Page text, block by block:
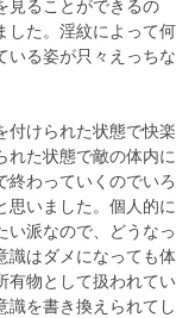
見ることができるの
した。淫紋によって何
いる姿が只々えっちな
付けられた状態で快楽
れた状態で敵の体内に
終わっていくのでいろ
思いました。個人的に
い派なので、どうなっ
識はダメになっても体
有物として扱われてい
識を書き換えられてし